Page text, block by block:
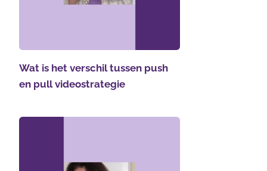
Wat is het verschil tussen push
en pull videostrategie